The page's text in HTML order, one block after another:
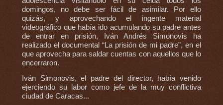
domingos, no debe ser fácil de asimilar. Por ello
quizás, y aprovechando el ingente material
videográfico que había ido acumulando su padre antes
de entrar en prisión, Iván Andrés Simonovis ha
realizado el documental “La prisión de mi padre”, en el
que aprovecha para saldar cuentas con aquellos que lo
encerraron.
Iván Simonovis, el padre del director, había venido
ejerciendo su labor como jefe de la muy conflictiva
ciudad de Caracas...